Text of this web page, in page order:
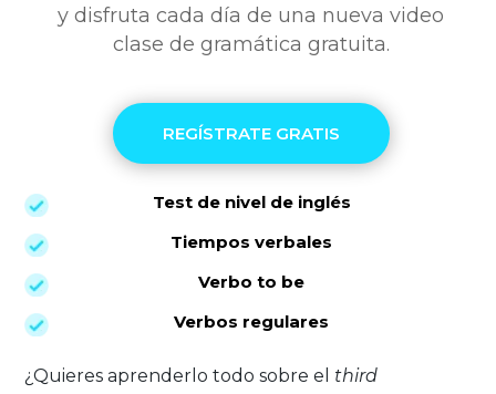
y disfruta cada día de una nueva video
clase de gramática gratuita.
REGÍSTRATE GRATIS
Test de nivel de inglés
Tiempos verbales
Verbo to be
Verbos regulares
¿Quieres aprenderlo todo sobre el third